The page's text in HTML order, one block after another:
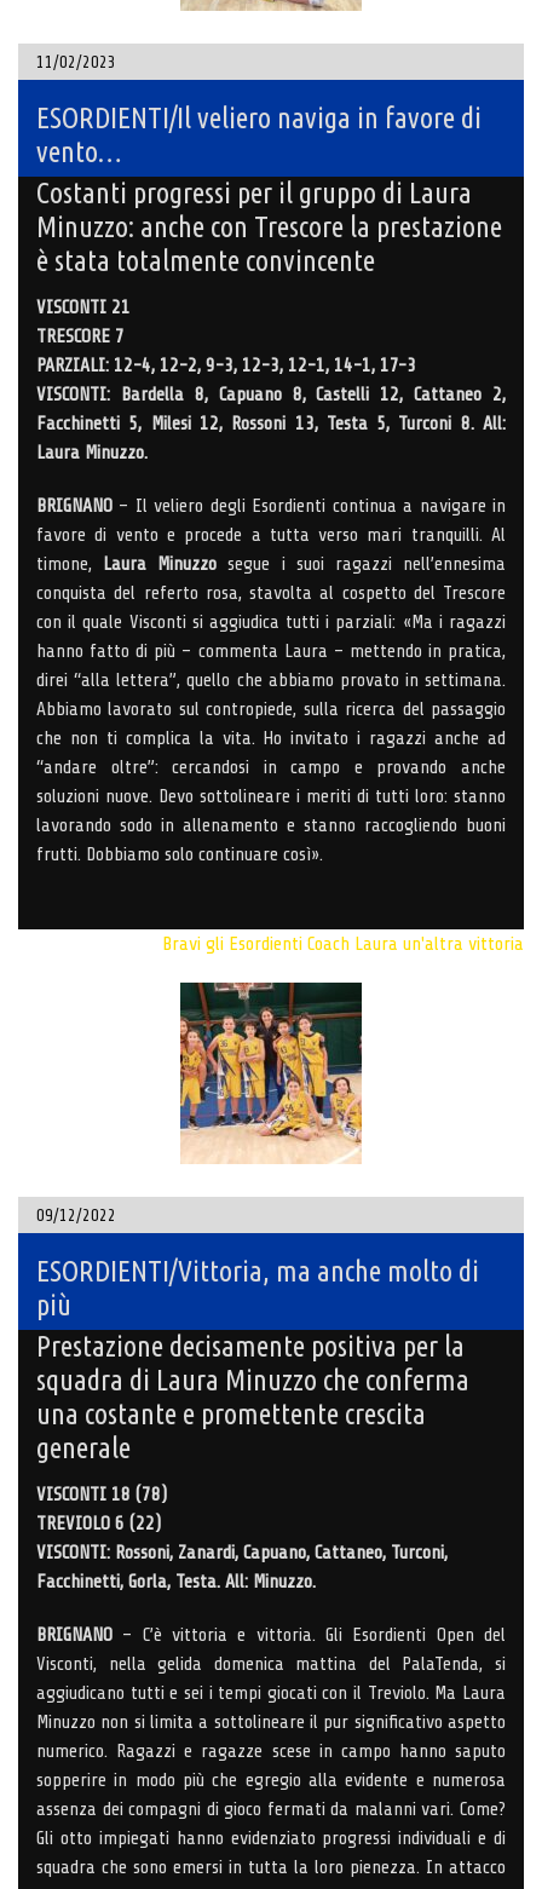
11/02/2023
ESORDIENTI/Il veliero naviga in favore di
vento…
Costanti progressi per il gruppo di Laura
Minuzzo: anche con Trescore la prestazione
è stata totalmente convincente
VISCONTI 21
TRESCORE 7
PARZIALI: 12-4, 12-2, 9-3, 12-3, 12-1, 14-1, 17-3
VISCONTI: Bardella 8, Capuano 8, Castelli 12, Cattaneo 2,
Facchinetti 5, Milesi 12, Rossoni 13, Testa 5, Turconi 8. All:
Laura Minuzzo.
BRIGNANO – Il veliero degli Esordienti continua a navigare in
favore di vento e procede a tutta verso mari tranquilli. Al
timone,
Laura Minuzzo segue i suoi ragazzi nell’ennesima
conquista del referto rosa, stavolta al cospetto del Trescore
con il quale Visconti si aggiudica tutti i parziali: «Ma i ragazzi
hanno fatto di più – commenta Laura – mettendo in pratica,
direi “alla lettera”, quello che abbiamo provato in settimana.
Abbiamo lavorato sul contropiede, sulla ricerca del passaggio
che non ti complica la vita. Ho invitato i ragazzi anche ad
“andare oltre”: cercandosi in campo e provando anche
soluzioni nuove. Devo sottolineare i meriti di tutti loro: stanno
lavorando sodo in allenamento e stanno raccogliendo buoni
frutti. Dobbiamo solo continuare così».
Bravi gli Esordienti Coach Laura un'altra vittoria
09/12/2022
ESORDIENTI/Vittoria, ma anche molto di
più
Prestazione decisamente positiva per la
squadra di Laura Minuzzo che conferma
una costante e promettente crescita
generale
VISCONTI 18 (78)
TREVIOLO 6 (22)
VISCONTI: Rossoni, Zanardi, Capuano, Cattaneo, Turconi,
Facchinetti, Gorla, Testa. All: Minuzzo.
BRIGNANO – C’è vittoria e vittoria. Gli Esordienti Open del
Visconti, nella gelida domenica mattina del PalaTenda, si
aggiudicano tutti e sei i tempi giocati con il Treviolo. Ma Laura
Minuzzo non si limita a sottolineare il pur significativo aspetto
numerico. Ragazzi e ragazze scese in campo hanno saputo
sopperire in modo più che egregio alla evidente e numerosa
assenza dei compagni di gioco fermati da malanni vari. Come?
Gli otto impiegati hanno evidenziato progressi individuali e di
squadra che sono emersi in tutta la loro pienezza. In attacco